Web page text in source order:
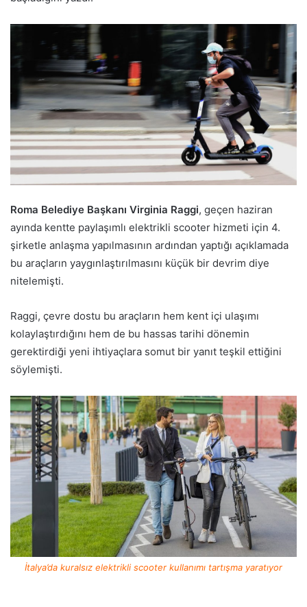
Roma Belediye Başkanı Virginia Raggi, geçen haziran
ayında kentte paylaşımlı elektrikli scooter hizmeti için 4.
şirketle anlaşma yapılmasının ardından yaptığı açıklamada
bu araçların yaygınlaştırılmasını küçük bir devrim diye
nitelemişti.
Raggi, çevre dostu bu araçların hem kent içi ulaşımı
kolaylaştırdığını hem de bu hassas tarihi dönemin
gerektirdiği yeni ihtiyaçlara somut bir yanıt teşkil ettiğini
söylemişti.
İtalya’da kuralsız elektrikli scooter kullanımı tartışma yaratıyor